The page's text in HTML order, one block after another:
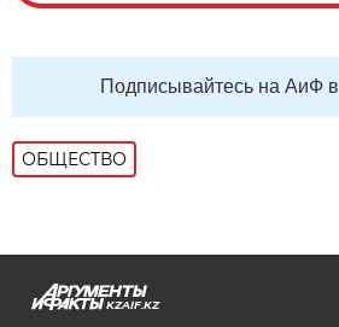
Подписывайтесь на АиФ в
ОБЩЕСТВО
KZAIF.KZ